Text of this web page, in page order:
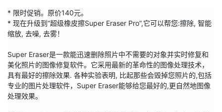
* 限时促销。原价140元。
* 现在升级到“超级橡皮擦Super Eraser Pro”,它可以帮您:擦除, 智能
缩放, 去噪, 去雾！
Super Eraser是一款能迅速删除照片中不需要的对象并实时修复和
美化照片的图像修复软件。它采用最新的革命性的图像处理技术，
具有最好的擦除效果. 各种实验表明, 比起那些会毁掉您照片的,包括
专业的图片处理软件，Super Eraser能够给您最好的,更自然地图像
处理效果。